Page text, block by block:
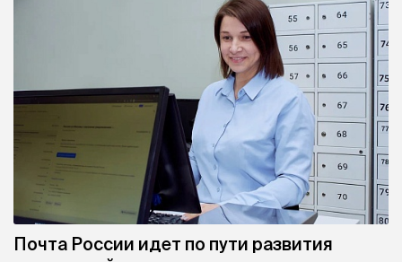
Почта России идет по пути развития